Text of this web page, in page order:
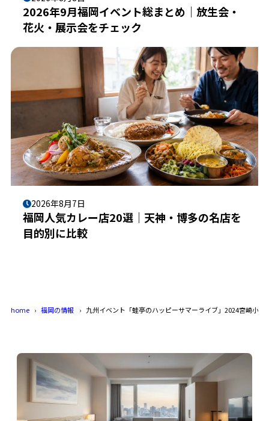
2026年9月福岡イベント総まとめ｜放生会・
花火・展示会をチェック
2026年8月7日
福岡人気カレー店20選｜天神・博多の名店を
目的別に比較
home 福岡の情報 九州イベント「蛙亭のハッピーサマーライブ」2024宮崎小林